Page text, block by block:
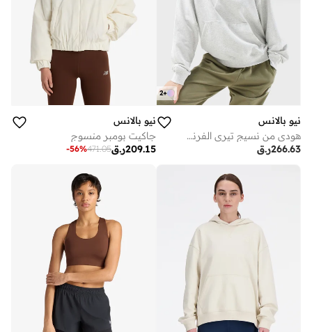
+
2
نيو بالانس
هودي من نسيج تيري الفرنسي مزين بشعار صغير للعلامة التجارية
ر.ق266.63
نيو بالانس
جاكيت بومبر منسوج
ر.ق209.15
471.05
-56%